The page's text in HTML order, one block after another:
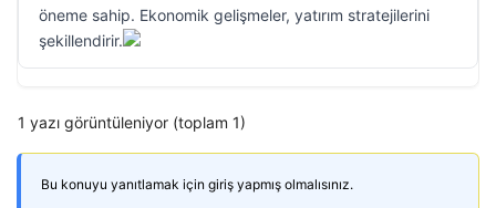
öneme sahip. Ekonomik gelişmeler, yatırım stratejilerini
şekillendirir.
1 yazı görüntüleniyor (toplam 1)
Bu konuyu yanıtlamak için giriş yapmış olmalısınız.